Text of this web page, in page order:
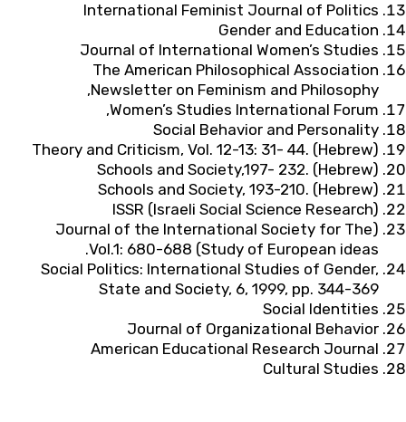
International Feminist Journal of Politics
Gender and Education
Journal of International Women’s Studies
The American Philosophical Association
Newsletter on Feminism and Philosophy,
Women’s Studies International Forum,
Social Behavior and Personality
Theory and Criticism, Vol. 12-13: 31- 44. (Hebrew)
Schools and Society,197- 232. (Hebrew)
Schools and Society, 193-210. (Hebrew)
ISSR (Israeli Social Science Research)
(Journal of the International Society for The
Study of European ideas) Vol.1: 680-688.
Social Politics: International Studies of Gender,
State and Society, 6, 1999, pp. 344-369
Social Identities
Journal of Organizational Behavior
American Educational Research Journal
Cultural Studies